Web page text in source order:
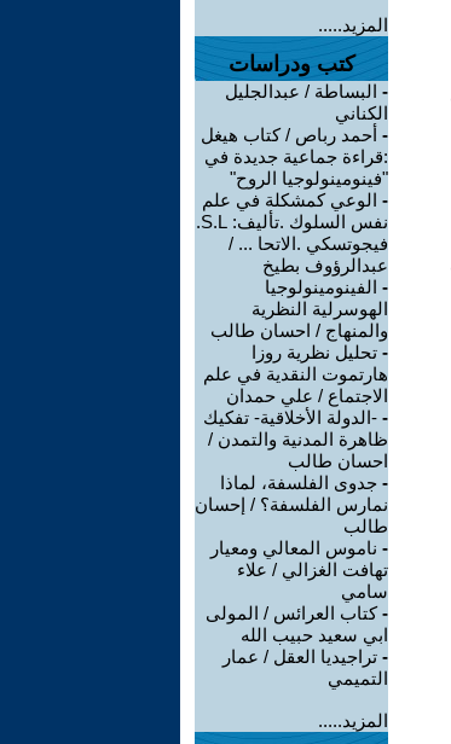
المزيد.....
كتب ودراسات
- البساطة / عبدالجليل
الكناني
- أحمد رباص / كتاب هيغل
:قراءة جماعية جديدة في
"فينومينولوجيا الروح"
- الوعي كمشكلة في علم
نفس السلوك .تأليف: S.L.
فيجوتسكي .الاتحا ... /
عبدالرؤوف بطيخ
- الفينومينولوجيا
الهوسرلية النظرية
والمنهاج / احسان طالب
- تحليل نظرية روزا
هارتموت النقدية في علم
الاجتماع / علي حمدان
- -الدولة الأخلاقية- تفكيك
ظاهرة المدنية والتمدن /
احسان طالب
- جدوى الفلسفة، لماذا
نمارس الفلسفة؟ / إحسان
طالب
- ناموس المعالي ومعيار
تهافت الغزالي / علاء
سامي
-كتاب العرائس / المولى
ابي سعيد حبيب الله
- تراجيديا العقل / عمار
التميمي
المزيد.....